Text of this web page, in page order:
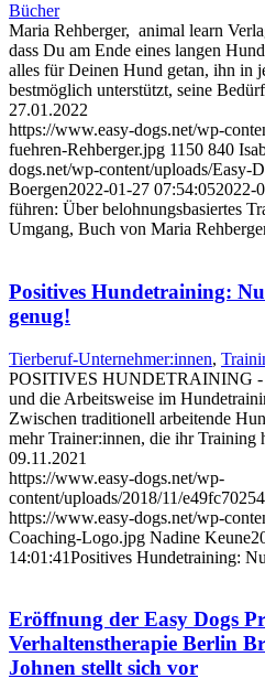
Bücher
Maria Rehberger, animal learn
dass Du am Ende eines langen
alles für Deinen Hund getan, ihn in
bestmöglich unterstützt, seine
27.01.2022
https://www.easy-dogs.net/wp-
fuehren-Rehberger.jpg 1150 840
dogs.net/wp-content/uploads/Easy-
Boergen2022-01-27 07:54:052022-
führen: Über belohnungsbasiertes
Umgang, Buch von Maria
Positives Hundetraining:
genug!
Tierberuf-Unternehmer:innen,
POSITIVES HUNDETRAINING -
und die Arbeitsweise im
Zwischen traditionell arbeitende
mehr Trainer:innen, die ihr
09.11.2021
https://www.easy-dogs.net/wp-
content/uploads/2018/11/
https://www.easy-dogs.net/wp-
Coaching-Logo.jpg Nadine Keune
14:01:41Positives Hundetraining:
Eröffnung der Easy Dogs
Verhaltenstherapie Berlin
Johnen stellt sich vor